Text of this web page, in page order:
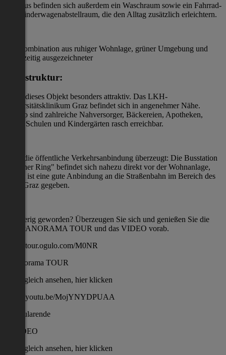
Im Haus befinden sich außerdem ein Waschraum sowie ein Fahrrad-
und Kinderwagenabstellraum, die den Alltag zusätzlich erleichtern.
Die Kombination aus ruhiger Wohnlage, grüner Umgebung und
gleichzeitig ausgezeichneter
Infrastruktur:
macht dieses Objekt besonders attraktiv. Das LKH-
Universitätsklinikum Graz befindet sich in angenehmer Nähe.
Ebenso sind zahlreiche Nahversorger, Bäckereien, Apotheken,
Ärzte, Schulen und Kindergärten rasch erreichbar.
Auch die öffentliche Verkehrsanbindung überzeugt: Die Busstation
"Berliner Ring" befindet sich nahezu direkt vor der Wohnanlage,
zudem ist eine gute Anbindung an die Straßenbahn im Bereich des
LKH Graz gegeben.
Neugierig geworden? Überzeugen Sie sich und genießen Sie die
360° PANORAMA TOUR und das VIDEO vorab.
https://tour.ogulo.com/M0NR
">Panorama TOUR
gleich ansehen, hier klicken
https://youtu.be/MojYNYDPUAA
Formularende
">VIDEO
gleich ansehen, hier klicken